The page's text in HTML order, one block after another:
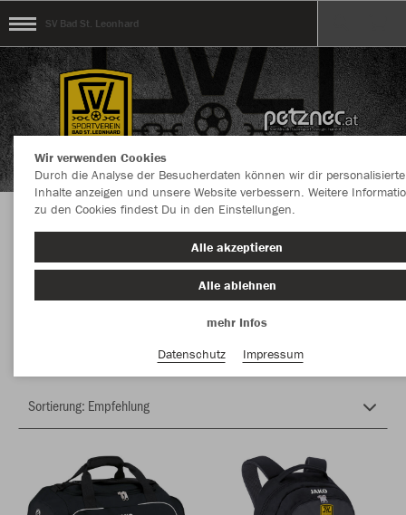
SV Bad St. Leonhard
Herzlich Willkommen im Teamshop SV Bad St.
Leonhard
Wir verwenden Cookies
Durch die Analyse der Besucherdaten können wir dir personalisierte
Inhalte anzeigen und unsere Website verbessern. Weitere
zu den Cookies findest Du in den Einstellungen.
Alle akzeptieren
Alle ablehnen
mehr Infos
Datenschutz
Impressum